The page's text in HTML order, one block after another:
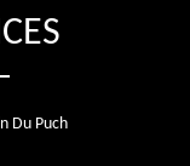
Du Puch